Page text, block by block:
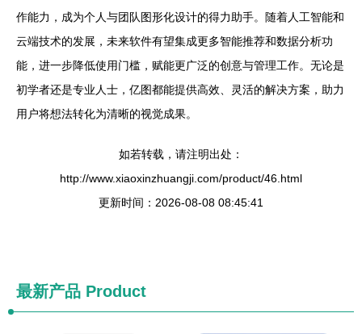
作能力，成为个人与团队图形化设计的得力助手。随着人工智能和
云端技术的发展，未来软件有望集成更多智能推荐和数据分析功
能，进一步降低使用门槛，赋能更广泛的创意与管理工作。无论是
初学者还是专业人士，亿图都能提供高效、灵活的解决方案，助力
用户将想法转化为清晰的视觉成果。
如若转载，请注明出处：
http://www.xiaoxinzhuangji.com/product/46.html
更新时间：2026-08-08 08:45:41
最新产品 Product